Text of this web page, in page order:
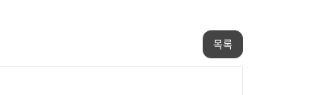
목록